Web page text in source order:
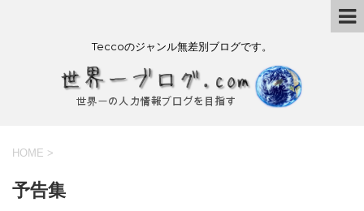
Teccoのジャンル無差別ブログです。
HOME >
予告集